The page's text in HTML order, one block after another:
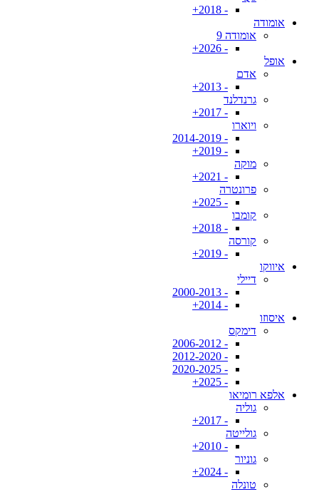
- 2018+
אומודה
אומודה 9
- 2026+
אופל
אדם
- 2013+
גרנדלנד
- 2017+
ויוארו
- 2014-2019
- 2019+
מוקה
- 2021+
פרונטרה
- 2025+
קומבו
- 2018+
קורסה
- 2019+
איווקו
דיילי
- 2000-2013
- 2014+
איסוזו
דימקס
- 2006-2012
- 2012-2020
- 2020-2025
- 2025+
אלפא רומיאו
גוליה
- 2017+
גולייטה
- 2010+
גוניור
- 2024+
טונלה